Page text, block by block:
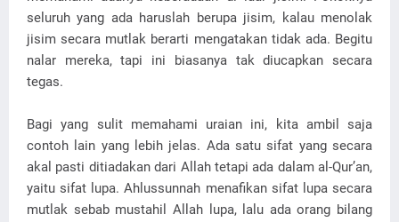
seluruh yang ada haruslah berupa jisim, kalau menolak
jisim secara mutlak berarti mengatakan tidak ada. Begitu
nalar mereka, tapi ini biasanya tak diucapkan secara
tegas.
Bagi yang sulit memahami uraian ini, kita ambil saja
contoh lain yang lebih jelas. Ada satu sifat yang secara
akal pasti ditiadakan dari Allah tetapi ada dalam al-Qur’an,
yaitu sifat lupa. Ahlussunnah menafikan sifat lupa secara
mutlak sebab mustahil Allah lupa, lalu ada orang bilang